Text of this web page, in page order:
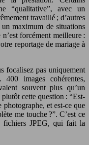
“qualitative”, avec un
travaillé ; d’autres
maximum de situations
forcément meilleure :
reportage de mariage à
focalisez pas uniquement
images cohérentes,
souvent plus qu’un
cette question : “Est-
photographe, et est-ce que
me touche ?”. C’est ce
fichiers JPEG, qui fait la